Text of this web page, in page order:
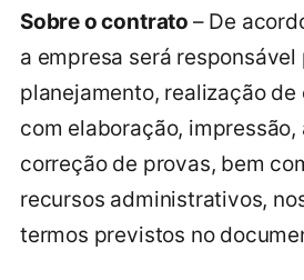
Sobre o contrato – De
a empresa será
planejamento, realização
com elaboração, impressão,
correção de provas, bem
recursos administrativos,
termos previstos no